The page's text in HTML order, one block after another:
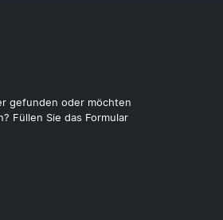
gefunden oder möchten
Füllen Sie das Formular